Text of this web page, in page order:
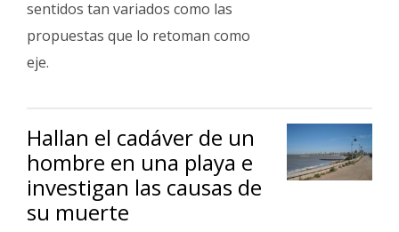
sentidos tan variados como las
propuestas que lo retoman como
eje.
Hallan el cadáver de un
hombre en una playa e
investigan las causas de
su muerte